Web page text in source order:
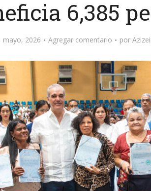
6,385
mayo, 2026 Agregar comentario por